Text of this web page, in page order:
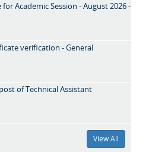
Academic Session - August 2026 -
verification - General
of Technical Assistant
View All